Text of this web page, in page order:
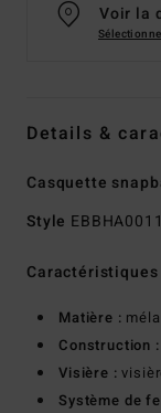
Voir la
Details &
Casquette
Style
Caractéristiques
Matière :
Construction :
Visière :
Système de